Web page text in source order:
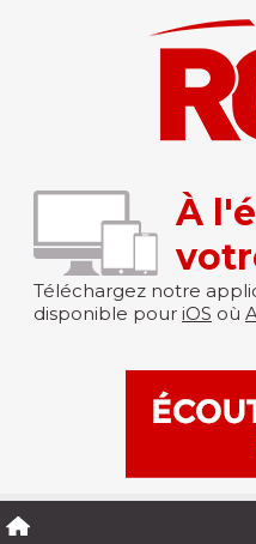
À
Téléchargez notre
disponible pour iOS où